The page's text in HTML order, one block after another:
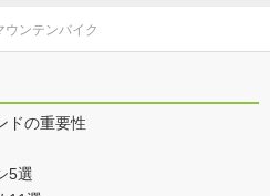
ウンテンバイク
ドの重要性
5選